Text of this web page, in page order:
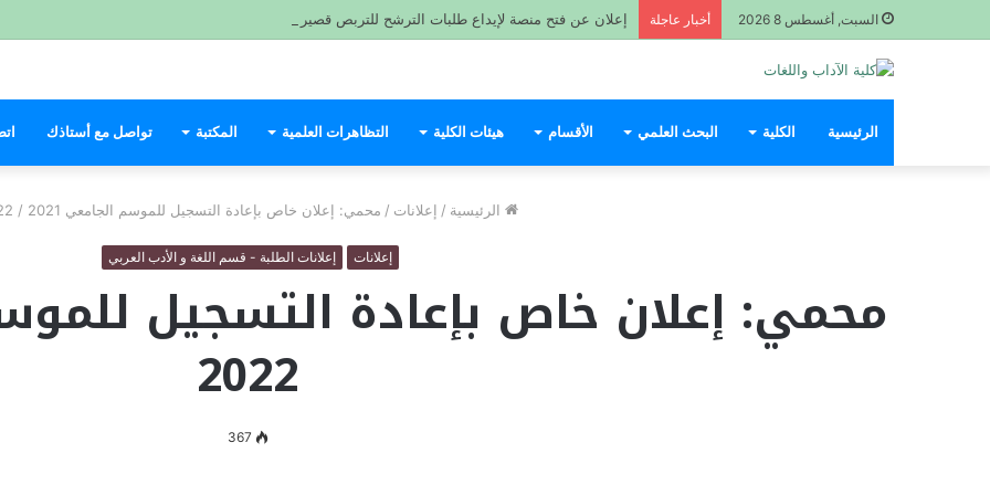
السبت, أغسطس 8 2026 أخبار عاجلة
الرئيسية الكلية البحث العلمي الأقسام هيئات الكلية التظاهرات العلمية المكتبة تواصل مع أستاذك
الرئيسية / إعلانات / محمي: إعلان خاص بإعادة التسجيل للموسم الجامعي 2021 / 2022
إعلانات إعلانات الطلبة - قسم اللغة و الأدب العربي
2022
367